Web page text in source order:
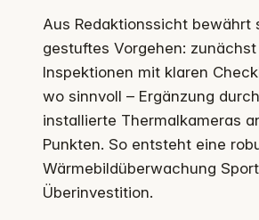
Aus Redaktionssicht bewährt
gestuftes Vorgehen:
Inspektionen mit klaren
wo sinnvoll – Ergänzung
installierte Thermalkameras
Punkten. So entsteht eine
Wärmebildüberwachung
Überinvestition.